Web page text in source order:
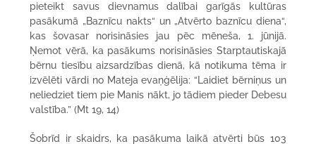
pieteikt savus dievnamus dalībai garīgās kultūras
pasākumā „Baznīcu nakts“ un „Atvērto baznīcu diena“,
kas šovasar norisināsies jau pēc mēneša, 1. jūnijā.
Ņemot vērā, ka pasākums norisināsies Starptautiskajā
bērnu tiesību aizsardzības dienā, kā notikuma tēma ir
izvēlēti vārdi no Mateja evaņģēlija: “Laidiet bērniņus un
neliedziet tiem pie Manis nākt, jo tādiem pieder Debesu
valstība.” (Mt 19, 14)
Šobrīd ir skaidrs, ka pasākuma laikā atvērti būs 103